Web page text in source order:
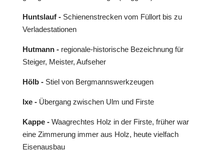
Huntslauf - Schienenstrecken vom Füllort bis zu
Verladestationen
Hutmann - regionale-historische Bezeichnung für
Steiger, Meister, Aufseher
Hölb - Stiel von Bergmannswerkzeugen
Ixe - Übergang zwischen Ulm und Firste
Kappe - Waagrechtes Holz in der Firste, früher war
eine Zimmerung immer aus Holz, heute vielfach
Eisenausbau